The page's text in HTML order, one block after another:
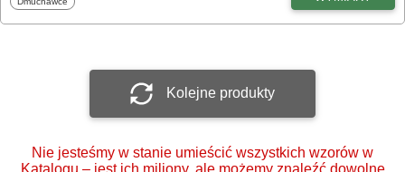
Kolejne produkty
Nie jesteśmy w stanie umieścić wszystkich wzorów w
Katalogu – jest ich miliony, ale możemy znaleźć dowolne